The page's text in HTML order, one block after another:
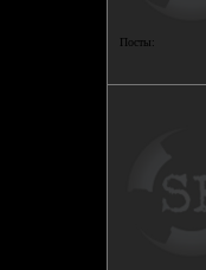
Посты: